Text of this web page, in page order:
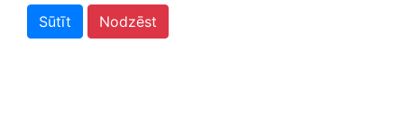
Sūtīt Nodzēst